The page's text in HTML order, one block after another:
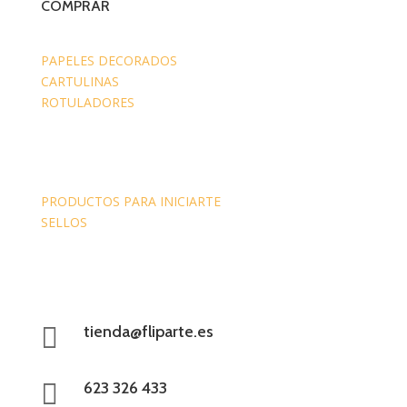
COMPRAR
PAPELES DECORADOS
CARTULINAS
ROTULADORES
PRODUCTOS PARA INICIARTE
SELLOS
 tienda@fliparte.es
 623 326 433